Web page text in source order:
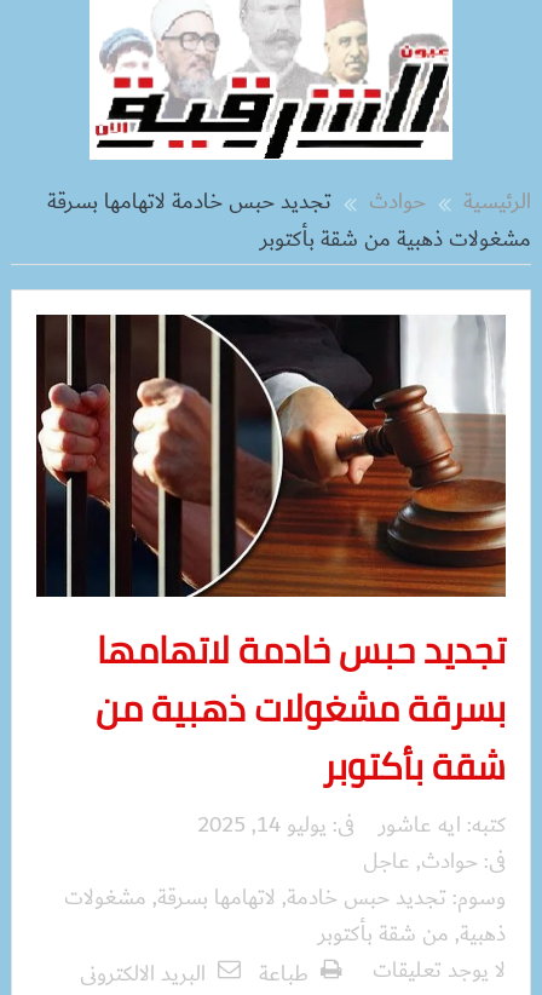
الرئيسية حوادث
تجديد حبس خادمة لاتهامها بسرقة
مشغولات ذهبية من شقة بأكتوبر
تجديد حبس خادمة لاتهامها
بسرقة مشغولات ذهبية من
شقة بأكتوبر
كتبه: ايه عاشور فى: يوليو 14, 2025
فى: حوادث, عاجل
وسوم: تجديد حبس خادمة, لاتهامها بسرقة, مشغولات
ذهبية, من شقة بأكتوبر
لا يوجد تعليقات
طباعة البريد الالكترونى